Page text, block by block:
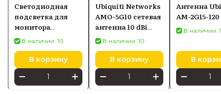
Светодиодная
подсветка для
монитора
SCREENBAR HALO
2
В наличии: 10
В корзину
Ubiquiti Networks
AMO-5G10 сетевая
антенна 10 dBi
Секторная
антенна
В наличии: 10
В корзину
Антенна
AM-2G15-120
В наличии:
В